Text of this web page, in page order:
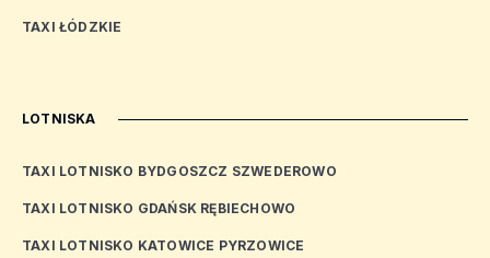
TAXI ŁÓDZKIE
LOTNISKA
TAXI LOTNISKO BYDGOSZCZ SZWEDEROWO
TAXI LOTNISKO GDAŃSK RĘBIECHOWO
TAXI LOTNISKO KATOWICE PYRZOWICE